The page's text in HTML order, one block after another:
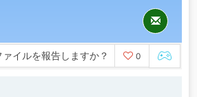
ァイルを報告しますか？ 0